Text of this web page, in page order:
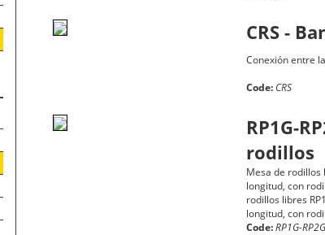
CRS -
Conexión entre
Code: CRS
RP1G-
rodillos
Mesa de rodillos
longitud, con
rodillos libres
longitud, con
Code:RP1G-RP2G